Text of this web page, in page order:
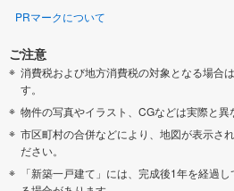
PRマークについて
ご注意
消費税および地方消費税の対象となる場合
す。
物件の写真やイラスト、CGなどは実際と異
市区町村の合併などにより、地図が表示さ
ださい。
「新築一戸建て」には、完成後1年を経過